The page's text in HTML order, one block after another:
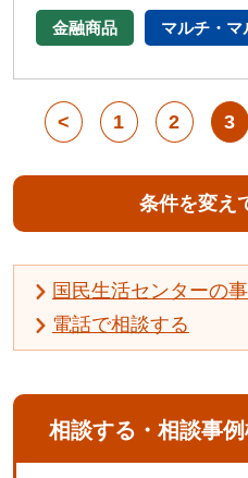
金融商品 マルチ・マ
< 1 2 3
条件を変え
国民生活センターの
電話で相談する
相談する・相談事